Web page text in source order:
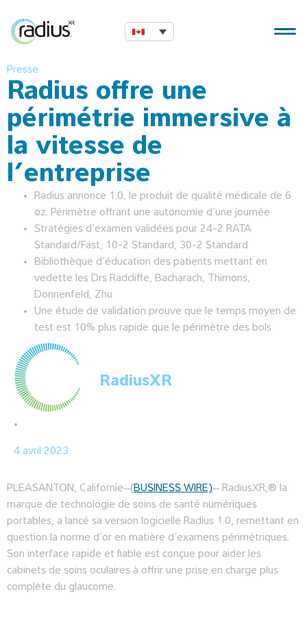
Presse
Radius offre une
périmétrie immersive à
la vitesse de
l’entreprise
Radius annonce 1.0, le produit de qualité médicale de 6
oz. Périmètre offrant une autonomie d’une journée
Stratégies d’examen validées pour 24-2 RATA
Standard/Fast, 10-2 Standard, 30-2 Standard
Bibliothèque d’éducation des patients mettant en
vedette les Drs Radcliffe, Bacharach, Thimons,
Donnenfeld, Zhu
Une étude de validation prouve que le temps moyen de
test est 10% plus rapide que le périmètre des bols
RadiusXR
•
4 avril 2023
PLEASANTON, Californie‐‐(BUSINESS WIRE)‐‐ RadiusXR,® la
marque de technologie de soins de santé numériques
portables, a lancé sa version logicielle Radius 1.0, remettant en
question la norme d’or en matière d’examens périmétriques.
Son interface rapide et fiable est conçue pour aider les
cabinets de soins oculaires à offrir une prise en charge plus
complète du glaucome.